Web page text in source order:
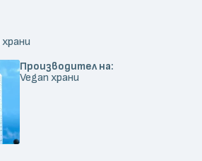
Производител на:
Vegan храни